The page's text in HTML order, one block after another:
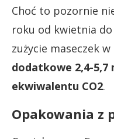
Choć to pozornie
roku od kwietnia
zużycie maseczek
dodatkowe 2,4-
ekwiwalentu CO2.
Opakowania z